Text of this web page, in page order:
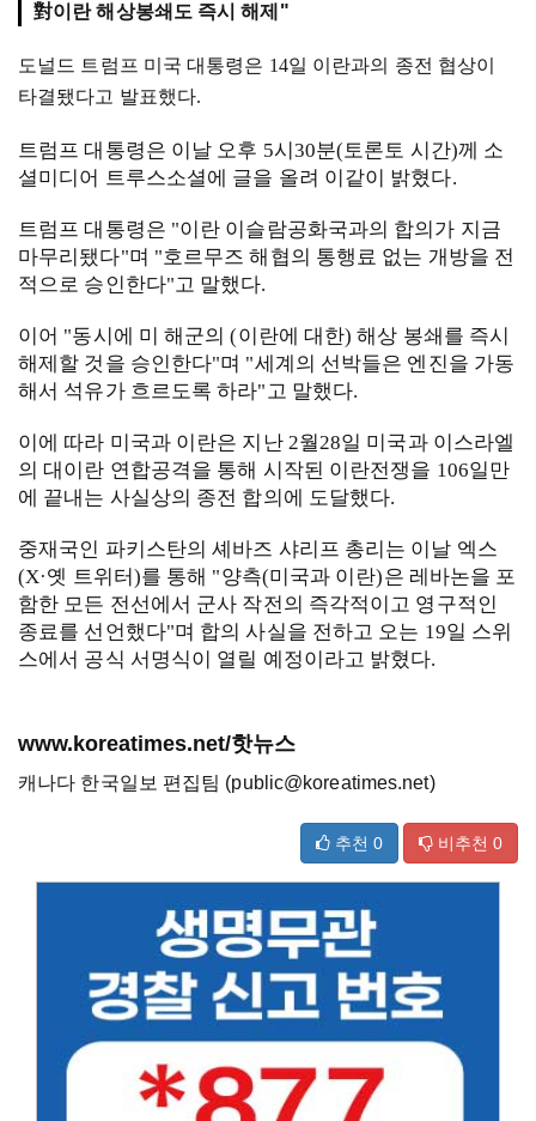
對이란 해상봉쇄도 즉시 해제"
도널드 트럼프 미국 대통령은 14일 이란과의 종전 협상이
타결됐다고 발표했다.
트럼프 대통령은 이날 오후 5시30분(토론토 시간)께 소
셜미디어 트루스소셜에 글을 올려 이같이 밝혔다.
트럼프 대통령은 "이란 이슬람공화국과의 합의가 지금
마무리됐다"며 "호르무즈 해협의 통행료 없는 개방을 전
적으로 승인한다"고 말했다.
이어 "동시에 미 해군의 (이란에 대한) 해상 봉쇄를 즉시
해제할 것을 승인한다"며 "세계의 선박들은 엔진을 가동
해서 석유가 흐르도록 하라"고 말했다.
이에 따라 미국과 이란은 지난 2월28일 미국과 이스라엘
의 대이란 연합공격을 통해 시작된 이란전쟁을 106일만
에 끝내는 사실상의 종전 합의에 도달했다.
중재국인 파키스탄의 셰바즈 샤리프 총리는 이날 엑스
(X·옛 트위터)를 통해 "양측(미국과 이란)은 레바논을 포
함한 모든 전선에서 군사 작전의 즉각적이고 영구적인
종료를 선언했다"며 합의 사실을 전하고 오는 19일 스위
스에서 공식 서명식이 열릴 예정이라고 밝혔다.
www.koreatimes.net/핫뉴스
캐나다 한국일보 편집팀 (public@koreatimes.net)
추천 0 비추천 0